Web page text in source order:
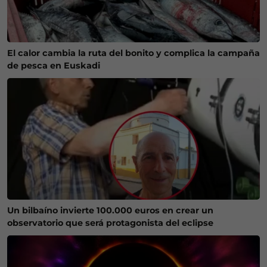
El calor cambia la ruta del bonito y complica la campaña
de pesca en Euskadi
Un bilbaíno invierte 100.000 euros en crear un
observatorio que será protagonista del eclipse